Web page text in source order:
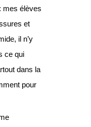
mes élèves
et
il n’y
ce qui
dans la
pour